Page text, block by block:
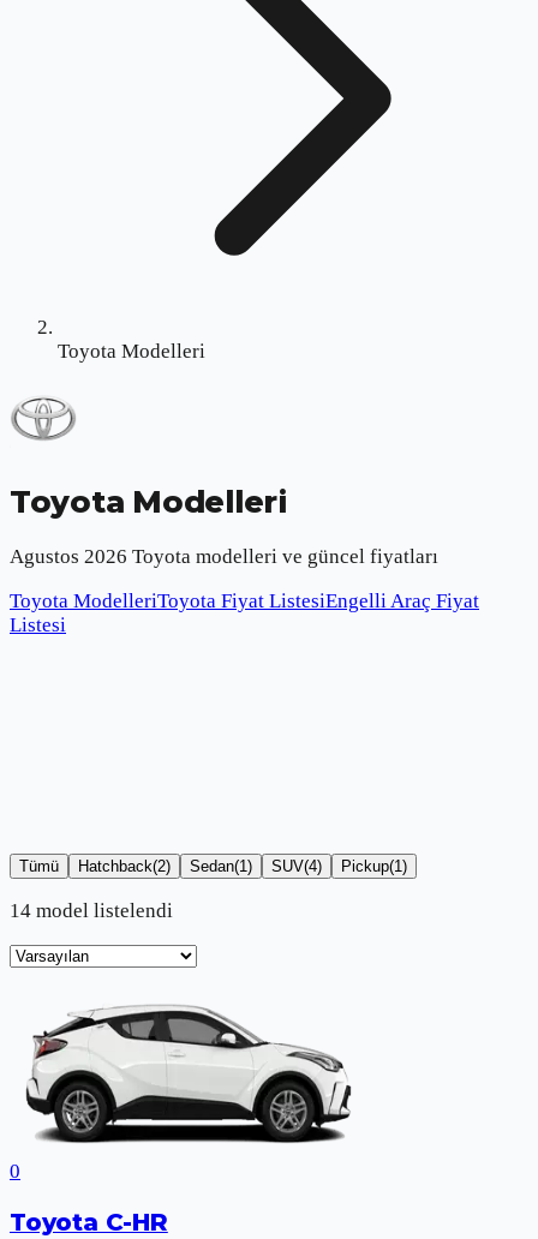
Toyota Modelleri
Toyota Modelleri
Agustos 2026 Toyota modelleri ve güncel fiyatları
Toyota ModelleriToyota Fiyat ListesiEngelli Araç Fiyat
Listesi
Tümü Hatchback(2) Sedan(1) SUV(4) Pickup(1)
14 model listelendi
0
Toyota C-HR